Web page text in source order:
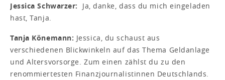
Jessica Schwarzer:
Ja, danke, dass du mich eingeladen
hast, Tanja.
Tanja Könemann: Jessica, du schaust aus
verschiedenen Blickwinkeln auf das Thema Geldanlage
und Altersvorsorge. Zum einen zählst du zu den
renommiertesten Finanzjournalistinnen Deutschlands.